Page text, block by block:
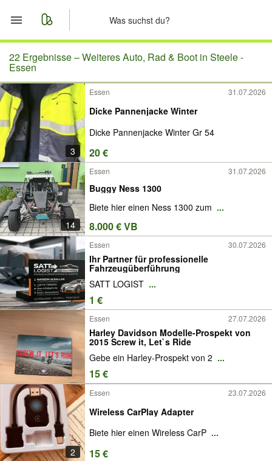
Start
Merkliste
Nachrichten
Anzeige aufgeben
22 Ergebnisse –Weiteres Auto, Rad & Boot in Steele -
Essen
3
Essen 31.07.2026
Dicke Pannenjacke Winter
Dicke Pannenjacke Winter Gr 54
20 €
14
Essen 31.07.2026
Buggy Ness 1300
Biete hier einen Ness 1300 zum ...
8.000 € VB
Essen 30.07.2026
Ihr Partner für professionelle
Fahrzeugüberführung
SATT LOGIST ...
1 €
Essen 27.07.2026
Harley Davidson Modelle-Prospekt von
2015 Screw it, Let`s Ride
Gebe ein Harley-Prospekt von 2 ...
15 €
2
Essen 23.07.2026
Wireless CarPlay Adapter
Biete hier einen Wireless CarP ...
15 €